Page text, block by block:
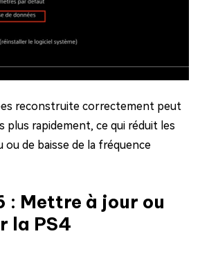
reconstruite correctement peut
plus rapidement, ce qui réduit les
ou de baisse de la fréquence
: Mettre à jour ou
la PS4